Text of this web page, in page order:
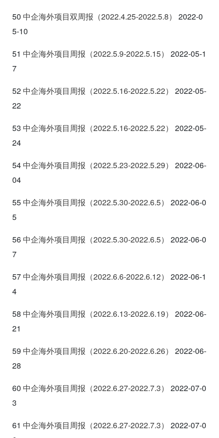
50 中企海外项目双周报（2022.4.25-2022.5.8）
2022-0
5-10
51 中企海外项目周报（2022.5.9-2022.5.15）
2022-05-1
7
52 中企海外项目周报（2022.5.16-2022.5.22）
2022-05-
22
53 中企海外项目周报（2022.5.16-2022.5.22）
2022-05-
24
54 中企海外项目周报（2022.5.23-2022.5.29）
2022-06-
04
55 中企海外项目周报（2022.5.30-2022.6.5）
2022-06-0
5
56 中企海外项目周报（2022.5.30-2022.6.5）
2022-06-0
7
57 中企海外项目周报（2022.6.6-2022.6.12）
2022-06-1
4
58 中企海外项目周报（2022.6.13-2022.6.19）
2022-06-
21
59 中企海外项目周报（2022.6.20-2022.6.26）
2022-06-
28
60 中企海外项目周报（2022.6.27-2022.7.3）
2022-07-0
3
61 中企海外项目周报（2022.6.27-2022.7.3）
2022-07-0